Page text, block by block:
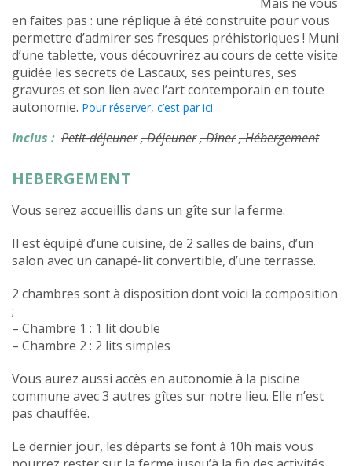
en faites pas : une réplique à été construite pour vous
permettre d’admirer ses fresques préhistoriques ! Muni
d’une tablette, vous découvrirez au cours de cette visite
guidée les secrets de Lascaux, ses peintures, ses
gravures et son lien avec l’art contemporain en toute
autonomie. Pour réserver, c’est par ici
Inclus : Petit-déjeuner, Déjeuner, Dîner, Hébergement
HEBERGEMENT
Vous serez accueillis dans un gîte sur la ferme.
Il est équipé d’une cuisine, de 2 salles de bains, d’un
salon avec un canapé-lit convertible, d’une terrasse.
2 chambres sont à disposition dont voici la composition
;
– Chambre 1 : 1 lit double
– Chambre 2 : 2 lits simples
Vous aurez aussi accès en autonomie à la piscine
commune avec 3 autres gîtes sur notre lieu. Elle n’est
pas chauffée.
Le dernier jour, les départs se font à 10h mais vous